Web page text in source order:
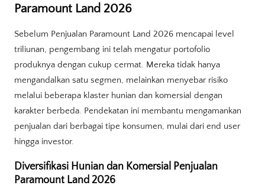
Paramount Land 2026
Sebelum Penjualan Paramount Land 2026 mencapai level
triliunan, pengembang ini telah mengatur portofolio
produknya dengan cukup cermat. Mereka tidak hanya
mengandalkan satu segmen, melainkan menyebar risiko
melalui beberapa klaster hunian dan komersial dengan
karakter berbeda. Pendekatan ini membantu mengamankan
penjualan dari berbagai tipe konsumen, mulai dari end user
hingga investor.
Diversifikasi Hunian dan Komersial Penjualan
Paramount Land 2026